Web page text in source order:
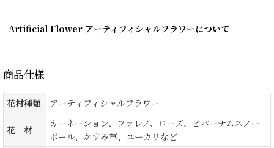
Artificial Flower アーティフィシャルフラワーについて
商品仕様
花材種類 アーティフィシャルフラワー
花 材
カーネーション、ファレノ、ローズ、ビバーナムスノー
ボール、かすみ草、ユーカリなど